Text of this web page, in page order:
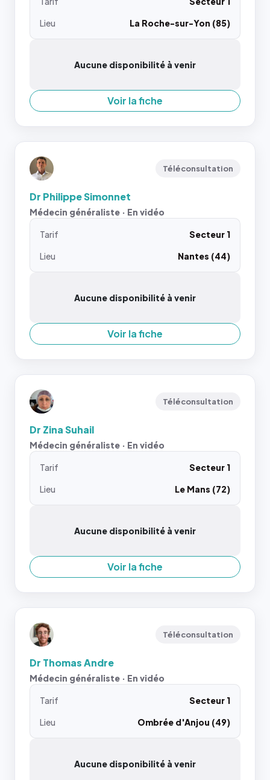
Lieu
La Roche-sur-Yon (85)
Aucune disponibilité à venir
Voir la fiche
Téléconsultation
Dr Philippe Simonnet
Médecin généraliste · En vidéo
Tarif
Secteur 1
Lieu
Nantes (44)
Aucune disponibilité à venir
Voir la fiche
Téléconsultation
Dr Zina Suhail
Médecin généraliste · En vidéo
Tarif
Secteur 1
Lieu
Le Mans (72)
Aucune disponibilité à venir
Voir la fiche
Téléconsultation
Dr Thomas Andre
Médecin généraliste · En vidéo
Tarif
Secteur 1
Lieu
Ombrée d'Anjou (49)
Aucune disponibilité à venir